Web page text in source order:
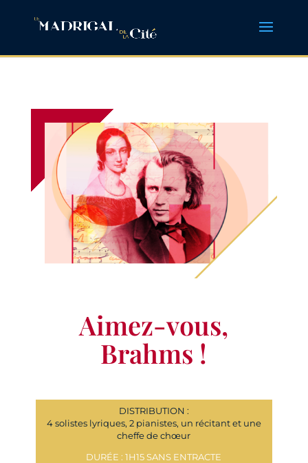
Aimez-vous,
Brahms !
DISTRIBUTION :
4 solistes lyriques, 2 pianistes, un récitant et une
cheffe de chœur
DURÉE : 1H15 SANS ENTRACTE